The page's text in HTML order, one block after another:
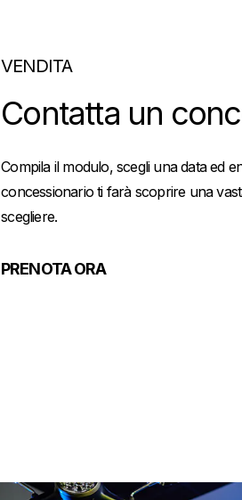
VENDITA
Contatta un
Compila il modulo, scegli una data ed
concessionario ti farà scoprire una
scegliere.
PRENOTA ORA